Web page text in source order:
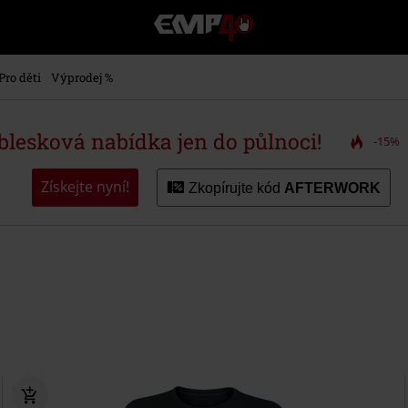
EMP
-
Hudba,
Merch
hráče,
Alternativní
Pro děti Výprodej %
nabídka jen do půlnoci! -15%
Získejte nyní! Zkopírujte kód AFTERWORK